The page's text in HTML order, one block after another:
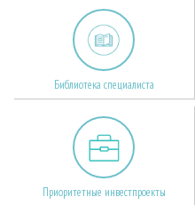
Библиотека специалиста
Приоритетные инвестпроекты